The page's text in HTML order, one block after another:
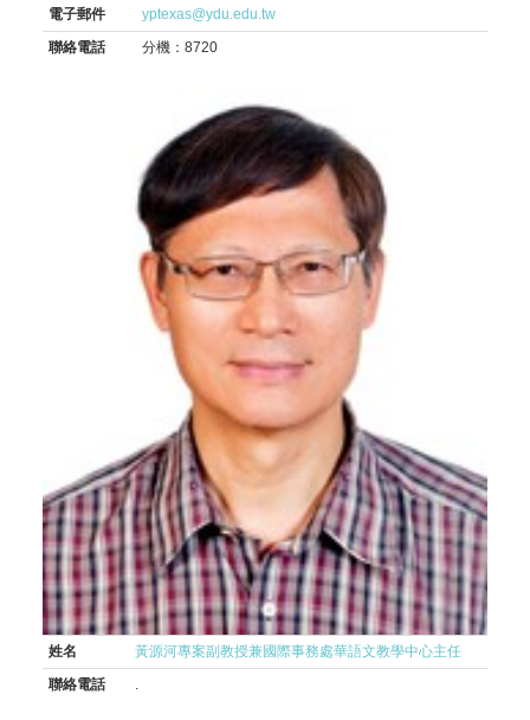
電子郵件
yptexas@ydu.edu.tw
聯絡電話
分機：8720
姓名
黃源河專案副教授兼國際事務處華語文教學中心主任
聯絡電話